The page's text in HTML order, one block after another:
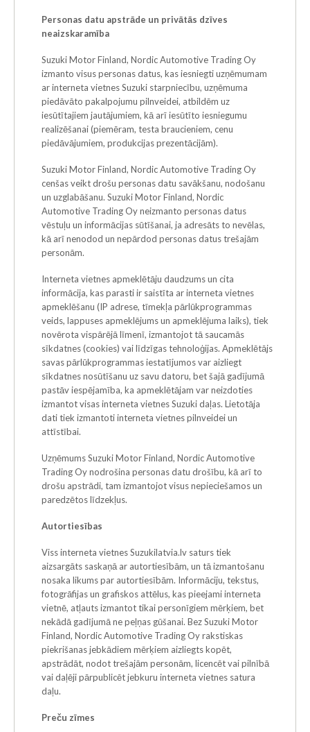
Personas datu apstrāde un privātās dzīves
neaizskaramība
Suzuki Motor Finland, Nordic Automotive Trading Oy
izmanto visus personas datus, kas iesniegti uzņēmumam
ar interneta vietnes Suzuki starpniecību, uzņēmuma
piedāvāto pakalpojumu pilnveidei, atbildēm uz
iesūtītajiem jautājumiem, kā arī iesūtīto iesniegumu
realizēšanai (piemēram, testa braucieniem, cenu
piedāvājumiem, produkcijas prezentācijām).
Suzuki Motor Finland, Nordic Automotive Trading Oy
cenšas veikt drošu personas datu savākšanu, nodošanu
un uzglabāšanu. Suzuki Motor Finland, Nordic
Automotive Trading Oy neizmanto personas datus
vēstuļu un informācijas sūtīšanai, ja adresāts to nevēlas,
kā arī nenodod un nepārdod personas datus trešajām
personām.
Interneta vietnes apmeklētāju daudzums un cita
informācija, kas parasti ir saistīta ar interneta vietnes
apmeklēšanu (IP adrese, tīmekļa pārlūkprogrammas
veids, lappuses apmeklējums un apmeklējuma laiks), tiek
novērota vispārējā līmenī, izmantojot tā saucamās
sīkdatnes (cookies) vai līdzīgas tehnoloģijas. Apmeklētājs
savas pārlūkprogrammas iestatījumos var aizliegt
sīkdatnes nosūtīšanu uz savu datoru, bet šajā gadījumā
pastāv iespējamība, ka apmeklētājam var neizdoties
izmantot visas interneta vietnes Suzuki daļas. Lietotāja
dati tiek izmantoti interneta vietnes pilnveidei un
attīstībai.
Uzņēmums Suzuki Motor Finland, Nordic Automotive
Trading Oy nodrošina personas datu drošību, kā arī to
drošu apstrādi, tam izmantojot visus nepieciešamos un
paredzētos līdzekļus.
Autortiesības
Viss interneta vietnes Suzukilatvia.lv saturs tiek
aizsargāts saskaņā ar autortiesībām, un tā izmantošanu
nosaka likums par autortiesībām. Informāciju, tekstus,
fotogrāfijas un grafiskos attēlus, kas pieejami interneta
vietnē, atļauts izmantot tikai personīgiem mērķiem, bet
nekādā gadījumā ne peļņas gūšanai. Bez Suzuki Motor
Finland, Nordic Automotive Trading Oy rakstiskas
piekrišanas jebkādiem mērķiem aizliegts kopēt,
apstrādāt, nodot trešajām personām, licencēt vai pilnībā
vai daļēji pārpublicēt jebkuru interneta vietnes satura
daļu.
Preču zīmes